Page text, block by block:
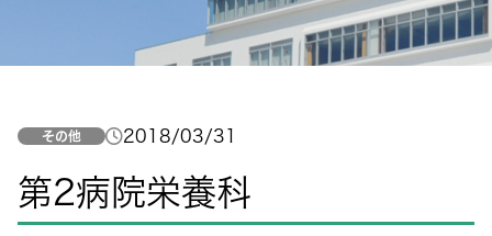
その他 2018/03/31
第2病院栄養科